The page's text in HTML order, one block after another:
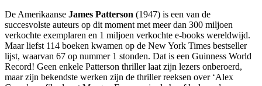
De Amerikaanse James Patterson (1947) is een van de
succesvolste auteurs op dit moment met meer dan 300 miljoen
verkochte exemplaren en 1 miljoen verkochte e-books wereldwijd.
Maar liefst 114 boeken kwamen op de New York Times bestseller
lijst, waarvan 67 op nummer 1 stonden. Dat is een Guinness World
Record! Geen enkele Patterson thriller laat zijn lezers onberoerd,
maar zijn bekendste werken zijn de thriller reeksen over ‘Alex